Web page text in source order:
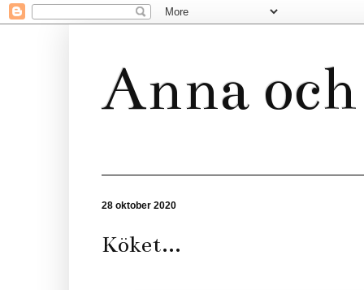
Anna
28 oktober 2020
Köket...